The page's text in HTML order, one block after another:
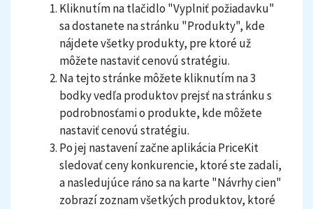
Kliknutím na tlačidlo "Vyplniť požiadavku"
sa dostanete na stránku "Produkty", kde
nájdete všetky produkty, pre ktoré už
môžete nastaviť cenovú stratégiu.
Na tejto stránke môžete kliknutím na 3
bodky vedľa produktov prejsť na stránku s
podrobnosťami o produkte, kde môžete
nastaviť cenovú stratégiu.
Po jej nastavení začne aplikácia PriceKit
sledovať ceny konkurencie, ktoré ste zadali,
a nasledujúce ráno sa na karte "Návrhy cien"
zobrazí zoznam všetkých produktov, ktoré